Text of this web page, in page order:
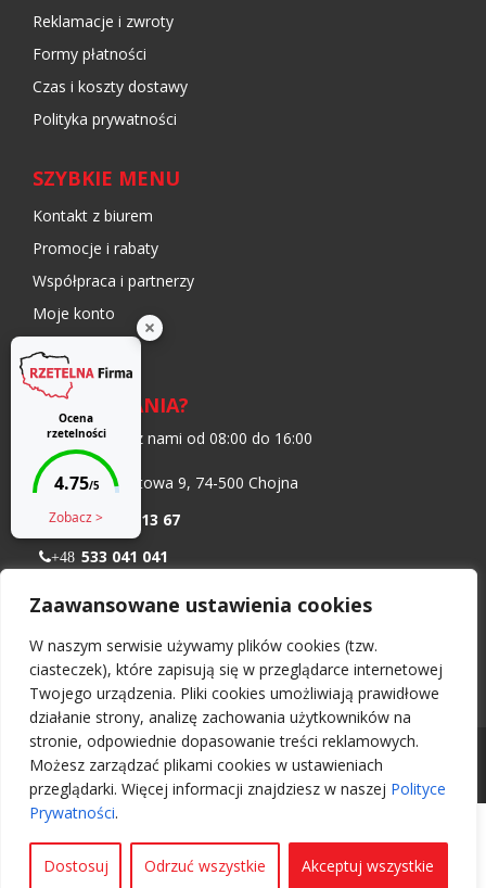
Zaawansowane ustawienia cookies
W naszym serwisie używamy plików cookies (tzw.
ciasteczek), które zapisują się w przeglądarce internetowej
Twojego urządzenia. Pliki cookies umożliwiają prawidłowe
działanie strony, analizę zachowania użytkowników na
stronie, odpowiednie dopasowanie treści reklamowych.
Możesz zarządzać plikami cookies w ustawieniach
przeglądarki. Więcej informacji znajdziesz w naszej Polityce
Prywatności.
Dostosuj Odrzuć wszystkie Akceptuj wszystkie
Reklamacje i zwroty
Formy płatności
Czas i koszty dostawy
Polityka prywatności
SZYBKIE MENU
Kontakt z biurem
Promocje i rabaty
Współpraca i partnerzy
Moje konto
MASZ PYTANIA?
Skontaktuj się z nami od 08:00 do 16:00
ul. Transportowa 9, 74-500 Chojna
+48 91 402 13 67
+48 533 041 041
Pn – Pt: 08:00 – 16:00
Wszelkie prawa zastrzeżone 2026 -Nawiewnikokienny.pl
Projekt i wykonanie:UI Ozga Daniel